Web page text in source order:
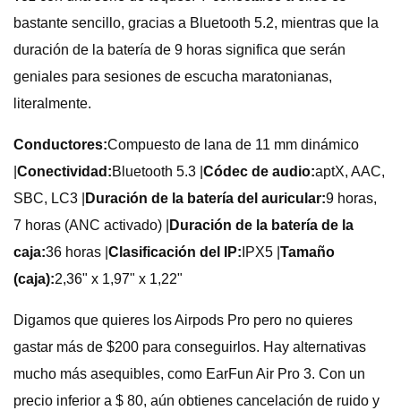
bastante sencillo, gracias a Bluetooth 5.2, mientras que la
duración de la batería de 9 horas significa que serán
geniales para sesiones de escucha maratonianas,
literalmente.
Conductores:Compuesto de lana de 11 mm dinámico
Conectividad:Bluetooth 5.3 | Códec de audio:aptX, AAC,
SBC, LC3 |
Duración de la batería del auricular:9 horas,
7 horas (ANC activado) |
Duración de la batería de la
caja:36 horas | Clasificación del IP: IPX5 | Tamaño
(caja):2,36" x 1,97" x 1,22"
Digamos que quieres los Airpods Pro pero no quieres
gastar más de $200 para conseguirlos. Hay alternativas
mucho más asequibles, como EarFun Air Pro 3. Con un
precio inferior a $ 80, aún obtienes cancelación de ruido y